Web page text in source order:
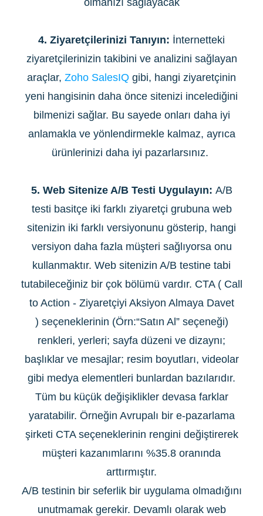
4. Ziyaretçilerinizi Tanıyın: İnternetteki
ziyaretçilerinizin takibini ve analizini sağlayan
araçlar, Zoho SalesIQ gibi, hangi ziyaretçinin
yeni hangisinin daha önce sitenizi incelediğini
bilmenizi sağlar. Bu sayede onları daha iyi
anlamakla ve yönlendirmekle kalmaz, ayrıca
ürünlerinizi daha iyi pazarlarsınız.
5. Web Sitenize A/B Testi Uygulayın: A/B
testi basitçe iki farklı ziyaretçi grubuna web
sitenizin iki farklı versiyonunu gösterip, hangi
versiyon daha fazla müşteri sağlıyorsa onu
kullanmaktır. Web sitenizin A/B testine tabi
tutabileceğiniz bir çok bölümü vardır. CTA ( Call
to Action - Ziyaretçiyi Aksiyon Almaya Davet
) seçeneklerinin (Örn:“Satın Al” seçeneği)
renkleri, yerleri; sayfa düzeni ve dizaynı;
başlıklar ve mesajlar; resim boyutları, videolar
gibi medya elementleri bunlardan bazılarıdır.
Tüm bu küçük değişiklikler devasa farklar
yaratabilir. Örneğin Avrupalı bir e-pazarlama
şirketi CTA seçeneklerinin rengini değiştirerek
müşteri kazanımlarını %35.8 oranında
arttırmıştır.
A/B testinin bir seferlik bir uygulama olmadığını
unutmamak gerekir. Devamlı olarak web